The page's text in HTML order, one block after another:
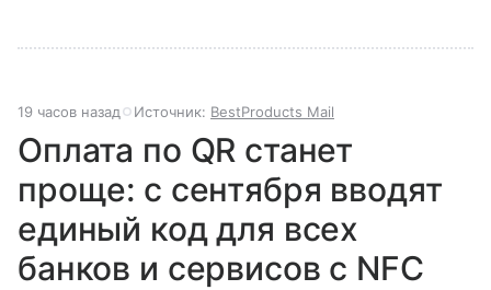
19 часов назад Источник: BestProducts Mail
Оплата по QR станет
проще: с сентября вводят
единый код для всех
банков и сервисов с NFC